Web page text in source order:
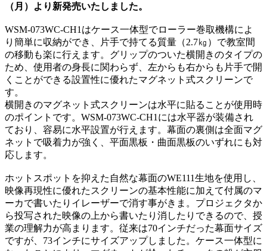
（月）より新発売いたしました。
WSM-073WC-CH1はケース一体型でローラー巻取機構によ
り簡単に収納ができ、片手で持てる質量（2.7㎏）で教室間
の移動も楽に行えます。グリップのついた横開きのタイプの
ため、使用者の身長に関わらず、左からも右からも片手で開
くことができる設置性に優れたマグネット式スクリーンで
す。
横開きのマグネット式スクリーンは水平に貼ることが使用時
のポイントです。WSM-073WC-CH1には水平器が装備され
ており、容易に水平設置が行えます。幕面の裏側は全面マグ
ネットで吸着力が強く、平面黒板・曲面黒板のいずれにも対
応します。
ホットスポットを抑えた自然な幕面のWE111生地を使用し、
映像再現性に優れたスクリーンの基本性能に加えて付属のマ
ーカで書いたりイレーザーで消す事がきま。プロジェクタか
ら投写された映像の上から書いたり消したりできるので、授
業の理解力が高まります。従来は70インチだった幕面サイズ
ですが、73インチにサイズアップしました。ケース一体型に